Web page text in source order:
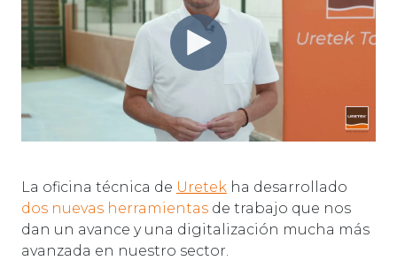
La oficina técnica de Uretek ha desarrollado
dos nuevas herramientas de trabajo que nos
dan un avance y una digitalización mucha más
avanzada en nuestro sector.